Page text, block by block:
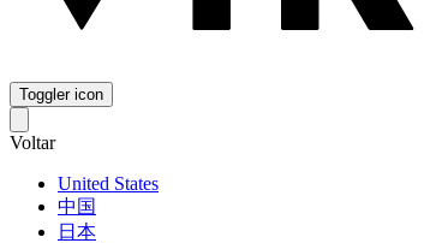
Toggler icon
Voltar
United States
中国
日本